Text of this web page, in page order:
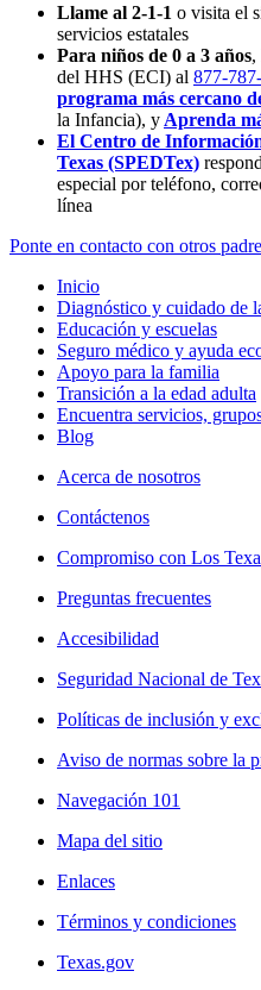
Llame al 2-1-1 o visita el
servicios estatales
Para niños de 0 a 3 años,
del HHS (ECI) al 877-
programa más cercano
la Infancia), y Aprenda
El Centro de
Texas (SPEDTex)
especial por teléfono,
línea
Ponte en contacto con otros
Inicio
Diagnóstico y cuidado de
Educación y escuelas
Seguro médico y ayuda
Apoyo para la familia
Transición a la edad adulta
Encuentra servicios,
Blog
Acerca de nosotros
Contáctenos
Compromiso con Los
Preguntas frecuentes
Accesibilidad
Seguridad Nacional de
Políticas de inclusión y
Aviso de normas sobre la
Navegación 101
Mapa del sitio
Enlaces
Términos y condiciones
Texas.gov